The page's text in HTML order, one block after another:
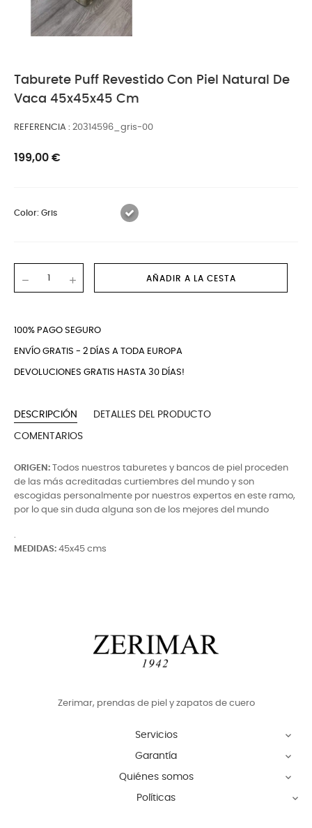
Taburete Puff Revestido Con Piel Natural De
Vaca 45x45x45 Cm
REFERENCIA 20314596_gris-00
199,00 €
Color: Gris
AÑADIR A LA CESTA
100% PAGO SEGURO
ENVÍO GRATIS - 2 DÍAS A TODA EUROPA
DEVOLUCIONES GRATIS HASTA 30 DÍAS!
DESCRIPCIÓN DETALLES DEL PRODUCTO
COMENTARIOS
ORIGEN: Todos nuestros taburetes y bancos de piel proceden
de las más acreditadas curtiembres del mundo y son
escogidas personalmente por nuestros expertos en este ramo,
por lo que sin duda alguna son de los mejores del mundo
.
MEDIDAS: 45x45 cms
Zerimar, prendas de piel y zapatos de cuero
Servicios 
Garantía 
Quiénes somos 
Políticas 